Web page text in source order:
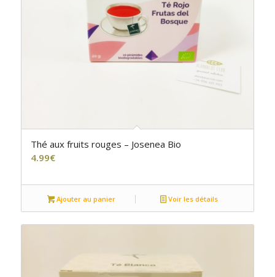
Thé aux fruits rouges – Josenea Bio
4.99€
Ajouter au panier Voir les détails